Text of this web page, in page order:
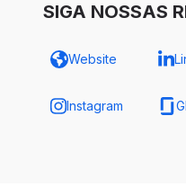
SIGA NOSSAS
Website
Instagram